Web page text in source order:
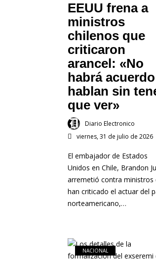
EEUU frena a
ministros
chilenos que
criticaron
arancel: «No
habrá
hablan sin
que ver»
Diario Electronico
viernes, 31 de julio de 2026
El embajador de Estados
Unidos en Chile, Brandon
arremetió contra ministros
han criticado el actuar del
norteamericano,…
NACIONAL